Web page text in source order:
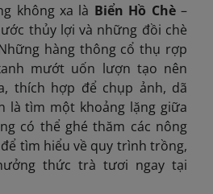
không xa là Biển Hồ Chè–
thủy lợi và những đồi chè
hàng thông cổ thụ rợp
mướt uốn lượn tạo nên
thích hợp để chụp ảnh, dã
là tìm một khoảng lặng giữa
có thể ghé thăm các nông
tìm hiểu về quy trình trồng,
thức trà tươi ngay tại